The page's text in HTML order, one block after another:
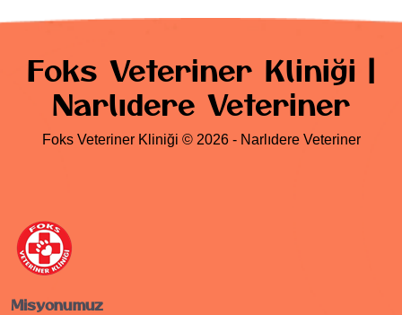
Foks Veteriner Kliniği |
Narlıdere Veteriner
Foks Veteriner Kliniği © 2026 - Narlıdere Veteriner
Misyonumuz